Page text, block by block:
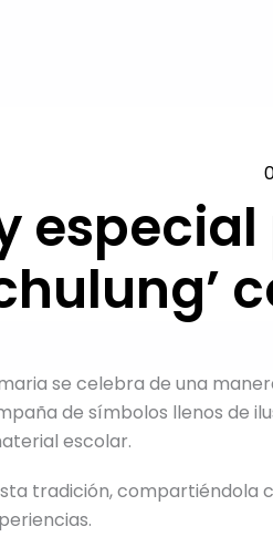
se celebra de una
de símbolos llenos de
escolar.
tradición,